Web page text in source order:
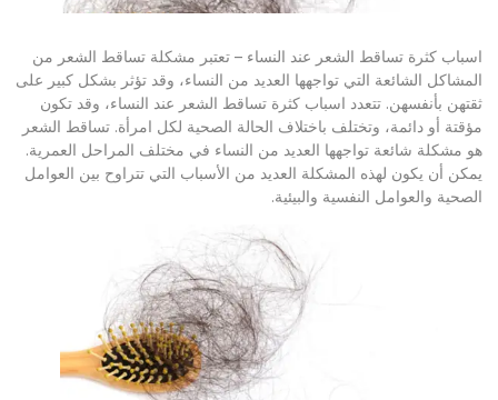
اسباب كثرة تساقط الشعر عند النساء – تعتبر مشكلة تساقط الشعر من
المشاكل الشائعة التي تواجهها العديد من النساء، وقد تؤثر بشكل كبير على
ثقتهن بأنفسهن. تتعدد اسباب كثرة تساقط الشعر عند النساء، وقد تكون
مؤقتة أو دائمة، وتختلف باختلاف الحالة الصحية لكل امرأة. تساقط الشعر
هو مشكلة شائعة تواجهها العديد من النساء في مختلف المراحل العمرية.
يمكن أن يكون لهذه المشكلة العديد من الأسباب التي تتراوح بين العوامل
الصحية والعوامل النفسية والبيئية.